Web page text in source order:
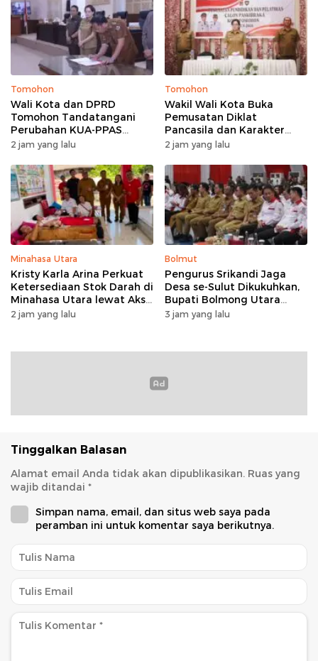
Tomohon
Wali Kota dan DPRD
Tomohon Tandatangani
Perubahan KUA-PPAS
APBD 2026 untuk Respons
2 jam yang lalu
Tomohon
Wakil Wali Kota Buka
Pemusatan Diklat
Pancasila dan Karakter
untuk 36 Calon Paskibraka
2 jam yang lalu
Minahasa Utara
Kristy Karla Arina Perkuat
Ketersediaan Stok Darah di
Minahasa Utara lewat Aksi
Donor Massal di Wori
2 jam yang lalu
Bolmut
Pengurus Srikandi Jaga
Desa se-Sulut Dikukuhkan,
Bupati Bolmong Utara
Sampaikan Pesan ini
3 jam yang lalu
Tinggalkan Balasan
Alamat email Anda tidak akan dipublikasikan. Ruas yang
wajib ditandai *
Simpan nama, email, dan situs web saya pada
peramban ini untuk komentar saya berikutnya.